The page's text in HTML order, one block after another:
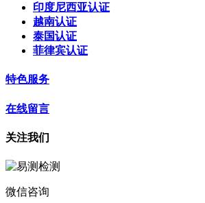
印度尼西亚认证
越南认证
泰国认证
菲律宾认证
特色服务
在线留言
关注我们
微信咨询